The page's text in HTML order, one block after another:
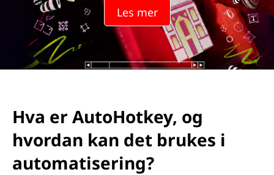
Les mer
Hva er AutoHotkey, og
hvordan kan det brukes i
automatisering?